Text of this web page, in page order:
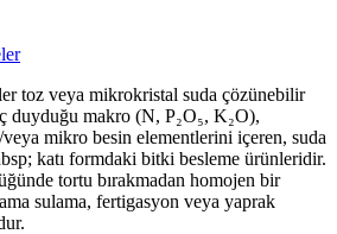
toz veya mikrokristal suda çözünebilir
duyduğu makro (N, P₂O₅, K₂O),
mikro besin elementlerini içeren, suda
katı formdaki bitki besleme ürünleridir.
tortu bırakmadan homojen bir
sulama, fertigasyon veya yaprak